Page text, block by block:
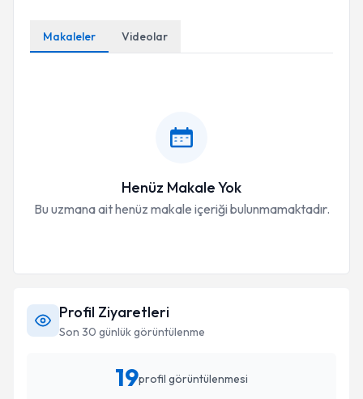
Makaleler Videolar
Henüz Makale Yok
Bu uzmana ait henüz makale içeriği bulunmamaktadır.
Profil Ziyaretleri
Son 30 günlük görüntülenme
19profil görüntülenmesi